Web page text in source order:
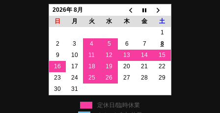
2026年 8月
日
月 火 水 木 金
土
1
2
3 4 5 6 7
8
9
10 11 12 13 14
15
16
17 18 19 20 21
22
23
24 25 26 27 28
29
30
31
定休日/臨時休業